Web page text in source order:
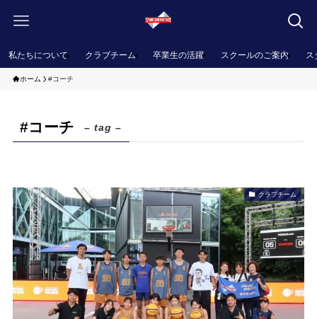
私たちについて クラブチーム 卒業生の活躍 スクールのご案内 ス
ホーム #コーチ
#コーチ – tag –
クラブチーム